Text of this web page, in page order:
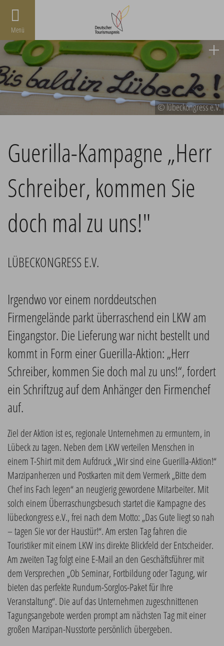
Menü
© lübeckongress e.V.
Guerilla-Kampagne „Herr
Schreiber, kommen Sie
doch mal zu uns!"
LÜBECKONGRESS E.V.
Irgendwo vor einem norddeutschen
Firmengelände parkt überraschend ein LKW am
Eingangstor. Die Lieferung war nicht bestellt und
kommt in Form einer Guerilla-Aktion: „Herr
Schreiber, kommen Sie doch mal zu uns!“, fordert
ein Schriftzug auf dem Anhänger den Firmenchef
auf.
Ziel der Aktion ist es, regionale Unternehmen zu ermuntern, in
Lübeck zu tagen. Neben dem LKW verteilen Menschen in
einem T-Shirt mit dem Aufdruck „Wir sind eine Guerilla-Aktion!“
Marzipanherzen und Postkarten mit dem Vermerk „Bitte dem
Chef ins Fach legen“ an neugierig gewordene Mitarbeiter. Mit
solch einem Überraschungsbesuch startet die Kampagne des
lübeckongress e.V., frei nach dem Motto: „Das Gute liegt so nah
– tagen Sie vor der Haustür!“. Am ersten Tag fahren die
Touristiker mit einem LKW ins direkte Blickfeld der Entscheider.
Am zweiten Tag folgt eine E-Mail an den Geschäftsführer mit
dem Versprechen „Ob Seminar, Fortbildung oder Tagung, wir
bieten das perfekte Rundum-Sorglos-Paket für Ihre
Veranstaltung“. Die auf das Unternehmen zugeschnittenen
Tagungsangebote werden prompt am nächsten Tag mit einer
großen Marzipan-Nusstorte persönlich übergeben.